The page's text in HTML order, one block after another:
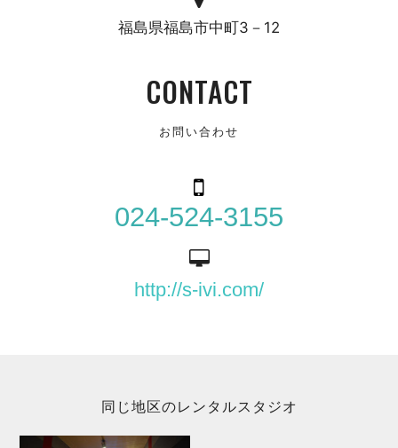
福島県福島市中町3－12
CONTACT
お問い合わせ
024-524-3155
http://s-ivi.com/
同じ地区のレンタルスタジオ